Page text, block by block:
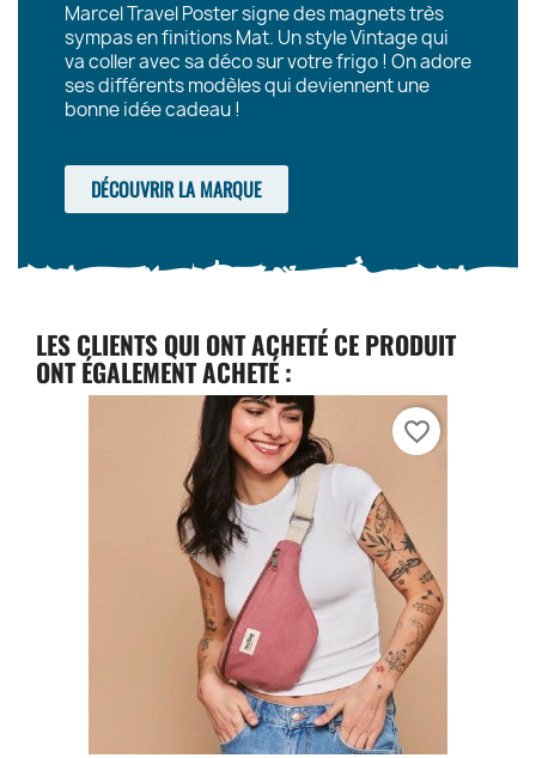
Marcel Travel Poster signe des magnets très
sympas en finitions Mat. Un style Vintage qui
va coller avec sa déco sur votre frigo ! On adore
ses différents modèles qui deviennent une
bonne idée cadeau !
DÉCOUVRIR LA MARQUE
LES CLIENTS QUI ONT ACHETÉ CE PRODUIT
ONT ÉGALEMENT ACHETÉ :
favorite_border